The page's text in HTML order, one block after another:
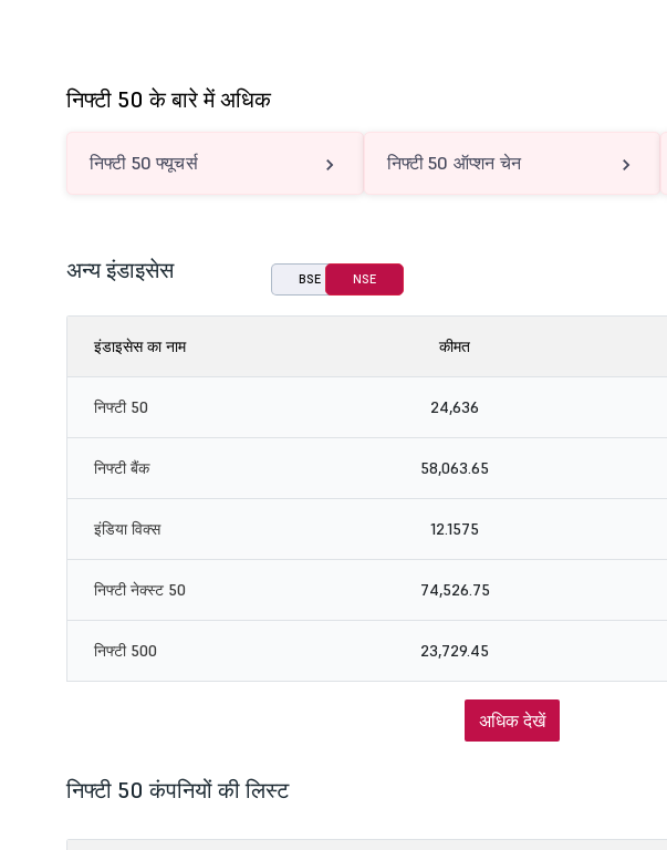
निफ्टी 50 के बारे में अधिक
निफ्टी 50 फ्यूचर्स निफ्टी 50 ऑप्शन चेन
अन्य इंडाइसेस BSE NSE
इंडाइसेस का नाम कीमत
निफ्टी 50 24,636
निफ्टी बैंक 58,063.65
इंडिया विक्स 12.1575
निफ्टी नेक्स्ट 50 74,526.75
निफ्टी 500 23,729.45
अधिक देखें
निफ्टी 50 कंपनियों की लिस्ट